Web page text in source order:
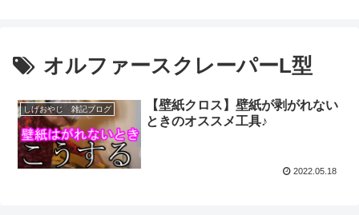
オルファースクレーパーL型
しげおやじ 雑記ブログ
【壁紙クロス】壁紙が剥がれない
ときのオススメ工具♪
2022.05.18